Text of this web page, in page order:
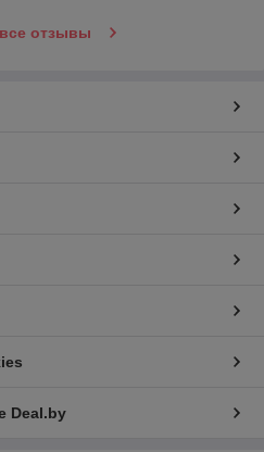
отзывы
Deal.by